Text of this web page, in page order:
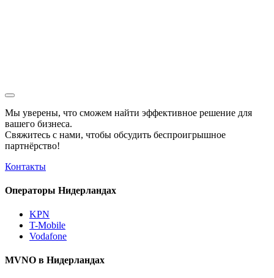
Мы уверены, что сможем найти эффективное решение для
вашего бизнеса.
Свяжитесь с нами, чтобы обсудить беспроигрышное
партнёрство!
Контакты
Операторы Нидерландах
KPN
T-Mobile
Vodafone
MVNO в Нидерландах